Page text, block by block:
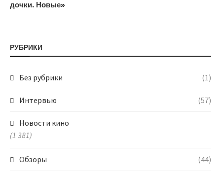
дочки. Новые»
РУБРИКИ
Без рубрики (1)
Интервью (57)
Новости кино
(1 381)
Обзоры (44)